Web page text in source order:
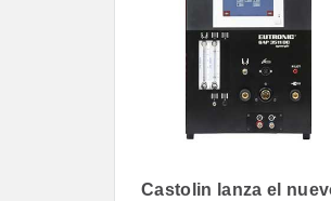
Castolin lanza el